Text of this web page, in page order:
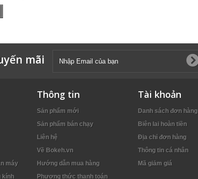
mãi
máy
kính
Thông tin
Sản phẩm mới
Sản phẩm bán chạy
Liên hệ
Về Bokeh.vn
Hướng dẫn mua hàng
Phương thức thanh toán
Tài khoản
Danh sách đơn hàng
Biên lai hoàn tiền
Địa chỉ đơn hàng
Thông tin cá nhân
Mã giảm giá